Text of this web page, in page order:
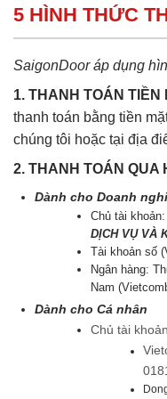
5 HÌNH THỨC
SaigonDoor áp dụng
1. THANH TOÁN TIỀN
thanh toán bằng tiền
chúng tôi hoặc tại địa
2. THANH TOÁN QUA
Dành cho Doanh
Chủ tài
DỊCH VỤ VÀ
Tài khoản số
Ngân hàng:
Nam
Dành cho Cá nhân
Chủ tài